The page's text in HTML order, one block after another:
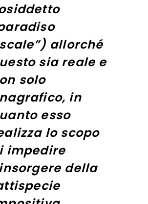
allorché
sia reale e
solo
in
esso
lo scopo
impedire
della